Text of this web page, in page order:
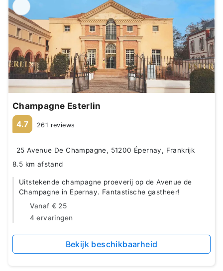
Champagne Esterlin
4.7 261 reviews
25 Avenue De Champagne, 51200 Épernay, Frankrijk
8.5 km afstand
Uitstekende champagne proeverij op de Avenue de
Champagne in Epernay. Fantastische gastheer!
Vanaf € 25
4 ervaringen
Bekijk beschikbaarheid